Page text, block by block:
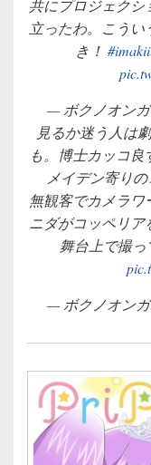
共にプロジェク
立ったわ。こう
き！
— ボクノオンガ
見るか迷う人は
も。博士カッコ
メイデン寄り
無観客でカメラ
ニダがコッペリ
舞台上で撮っ
— ボクノオンガ